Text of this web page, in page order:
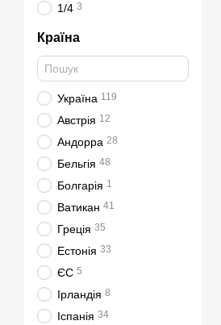
1/4 3
Країна
Україна 119
Австрія 12
Андорра 28
Бельгія 48
Болгарія 1
Ватикан 41
Греція 35
Естонія 33
ЄС 5
Ірландія 8
Іспанія 34